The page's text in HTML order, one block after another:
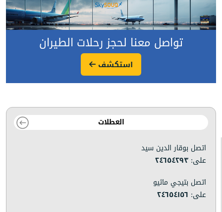
تواصل معنا لحجز رحلات الطيران
استكشف
العطلات
اتصل بوقار الدين سيد
على: ٢٤٦٥٤٢٩٣
اتصل بتيجي ماثيو
على: ٢٤٦٥٤١٥٦